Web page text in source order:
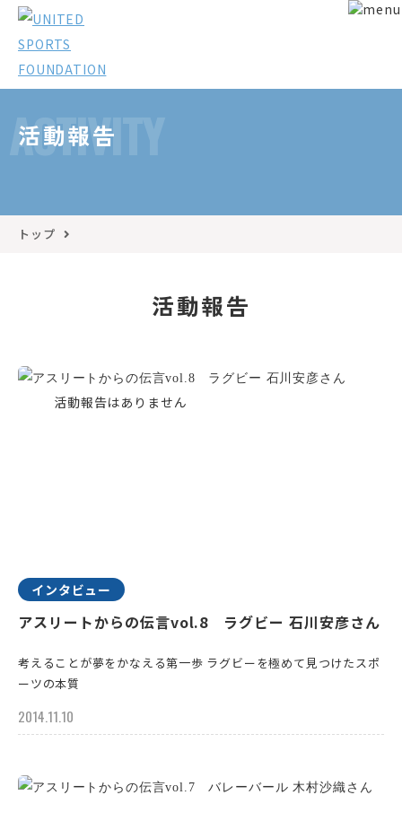
ACTIVITY
活動報告
トップ
活動報告
インタビュー
アスリートからの伝言vol.8 ラグビー 石川安彦さん
考えることが夢をかなえる第一歩 ラグビーを極めて見つけたスポ
ーツの本質
2014.11.10